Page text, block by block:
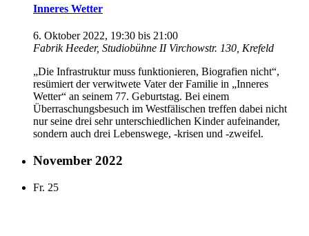
Inneres Wetter
6. Oktober 2022, 19:30 bis 21:00
Fabrik Heeder, Studiobühne II Virchowstr. 130, Krefeld
„Die Infrastruktur muss funktionieren, Biografien nicht“,
resümiert der verwitwete Vater der Familie in „Inneres
Wetter“ an seinem 77. Geburtstag. Bei einem
Überraschungsbesuch im Westfälischen treffen dabei nicht
nur seine drei sehr unterschiedlichen Kinder aufeinander,
sondern auch drei Lebenswege, -krisen und -zweifel.
November 2022
Fr. 25